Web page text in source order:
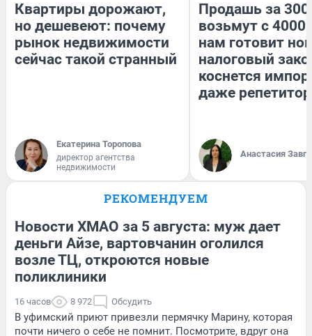
Квартиры дорожают,
но дешевеют: почему
рынок недвижимости
сейчас такой странный
Екатерина Торопова
директор агентства
недвижимости
Продашь за
возьмут с
нам готовит
налоговый
коснется
даже
Анастасия
РЕКОМЕНДУЕМ
Новости ХМАО за 5 августа: муж дает
деньги Айзе, вартовчанин оголился
возле ТЦ, откроются новые
поликлиники
16 часов 8 972 Обсудить
В уфимский приют привезли пермячку Марину, которая
почти ничего о себе не помнит. Посмотрите, вдруг она